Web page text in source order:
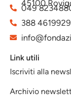
45100
049
388 4619929
Link utili
Iscriviti alla
Archivio